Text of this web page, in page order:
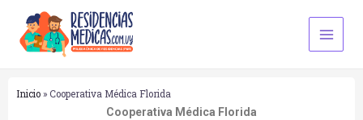
contenido
Main
Menu
Inicio » Cooperativa Médica Florida
Cooperativa Médica Florida